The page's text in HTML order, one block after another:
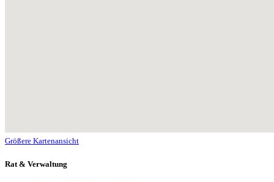
Größere Kartenansicht
Rat & Verwaltung